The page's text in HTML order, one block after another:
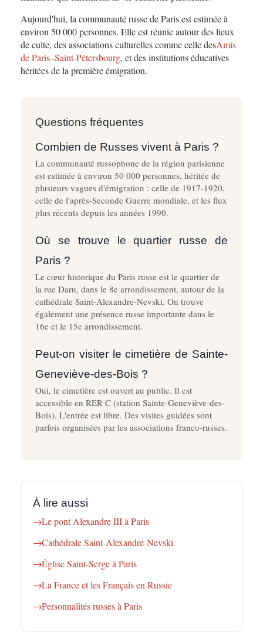
Aujourd'hui, la communauté russe de Paris est estimée à
environ 50 000 personnes. Elle est réunie autour des lieux
de culte, des associations culturelles comme celle desAmis
de Paris–Saint-Pétersbourg, et des institutions éducatives
héritées de la première émigration.
Questions fréquentes
Combien de Russes vivent à Paris ?
La communauté russophone de la région parisienne
est estimée à environ 50 000 personnes, héritée de
plusieurs vagues d'émigration : celle de 1917-1920,
celle de l'après-Seconde Guerre mondiale, et les flux
plus récents depuis les années 1990.
Où se trouve le quartier russe de
Paris ?
Le cœur historique du Paris russe est le quartier de
la rue Daru, dans le 8e arrondissement, autour de la
cathédrale Saint-Alexandre-Nevski. On trouve
également une présence russe importante dans le
16e et le 15e arrondissement.
Peut-on visiter le cimetière de Sainte-
Geneviève-des-Bois ?
Oui, le cimetière est ouvert au public. Il est
accessible en RER C (station Sainte-Geneviève-des-
Bois). L'entrée est libre. Des visites guidées sont
parfois organisées par les associations franco-russes.
À lire aussi
Le pont Alexandre III à Paris
Cathédrale Saint-Alexandre-Nevski
Église Saint-Serge à Paris
La France et les Français en Russie
Personnalités russes à Paris